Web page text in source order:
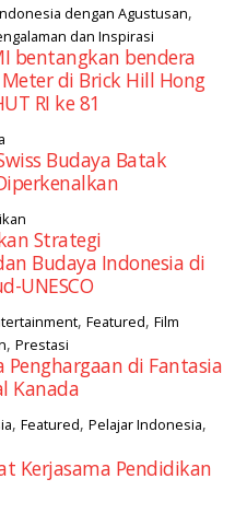
dengan Agustusan,
dan Inspirasi
bentangkan bendera
di Brick Hill Hong
RI ke 81
Budaya Batak
Strategi
Budaya Indonesia di
UNESCO
,Featured,Film
,Prestasi
Penghargaan di Fantasia
Kanada
,Featured,Pelajar Indonesia,
Kerjasama Pendidikan